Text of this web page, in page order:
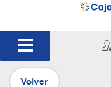
Saltar al contenido principal
Volver